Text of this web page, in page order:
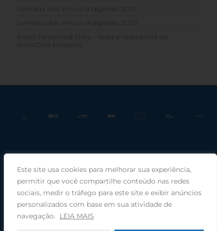
Este site usa cookies para melhorar sua experiência,
permitir que você compartilhe conteúdo nas redes
sociais, medir o tráfego para este site e exibir anúncios
personalizados com base em sua atividade de
navegação.
LEIA MAIS
Semana dos Povos Indígenas 2021
Semana dos Povos Indígenas 2020
Povo Jamamadi Deni – festa e resistência na
Amazônia brasileira
Praça Rui Barbosa, 220, sala 66, Porto Alegre, RS, 90030-100 |
Telefone: (51) 99949-1120